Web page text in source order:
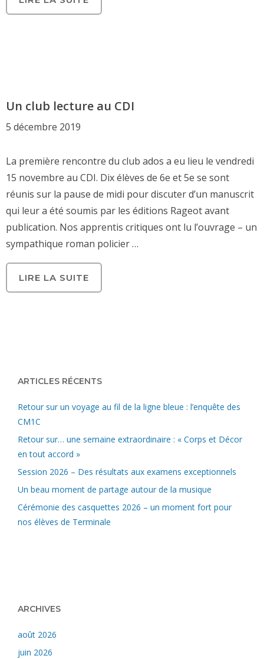
Un club lecture au CDI
5 décembre 2019
La première rencontre du club ados a eu lieu le vendredi
15 novembre au CDI. Dix élèves de 6e et 5e se sont
réunis sur la pause de midi pour discuter d’un manuscrit
qui leur a été soumis par les éditions Rageot avant
publication. Nos apprentis critiques ont lu l’ouvrage – un
sympathique roman policier …
LIRE LA SUITE
ARTICLES RÉCENTS
Retour sur un voyage au fil de la ligne bleue : l’enquête des
CM1C
Retour sur… une semaine extraordinaire : « Corps et Décor
en tout accord »
Session 2026 – Des résultats aux examens exceptionnels
Un beau moment de partage autour de la musique
Cérémonie des casquettes 2026 – un moment fort pour
nos élèves de Terminale
ARCHIVES
août 2026
juin 2026